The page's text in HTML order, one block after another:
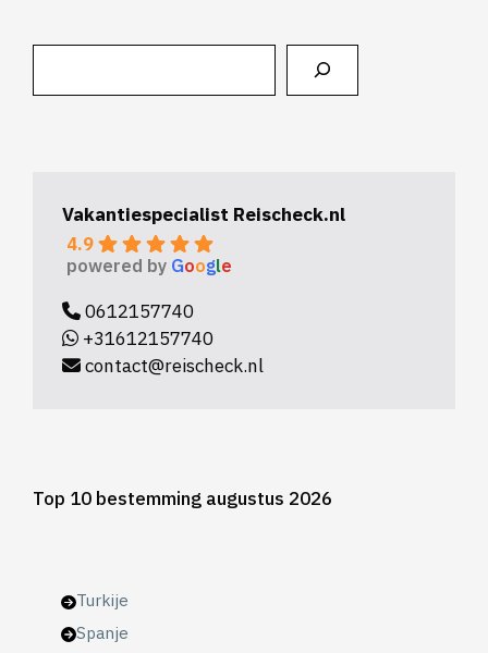
Vakantiespecialist Reischeck.nl
4.9
powered by Google
0612157740
+31612157740
contact@reischeck.nl
Top 10 bestemming augustus 2026
Turkije
Spanje